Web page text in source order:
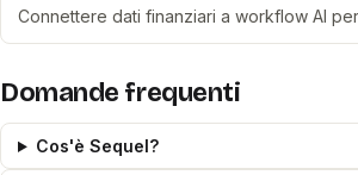
Connettere dati finanziari a workflow AI
Domande frequenti
Cos'è Sequel?